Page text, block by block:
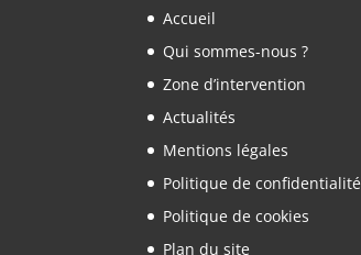
Accueil
Qui sommes-nous ?
Zone d’intervention
Actualités
Mentions légales
Politique de confidentialité
Politique de cookies
Plan du site